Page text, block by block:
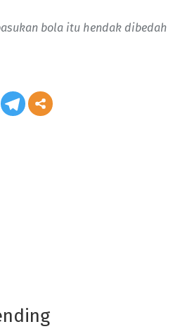
bola itu hendak dibedah